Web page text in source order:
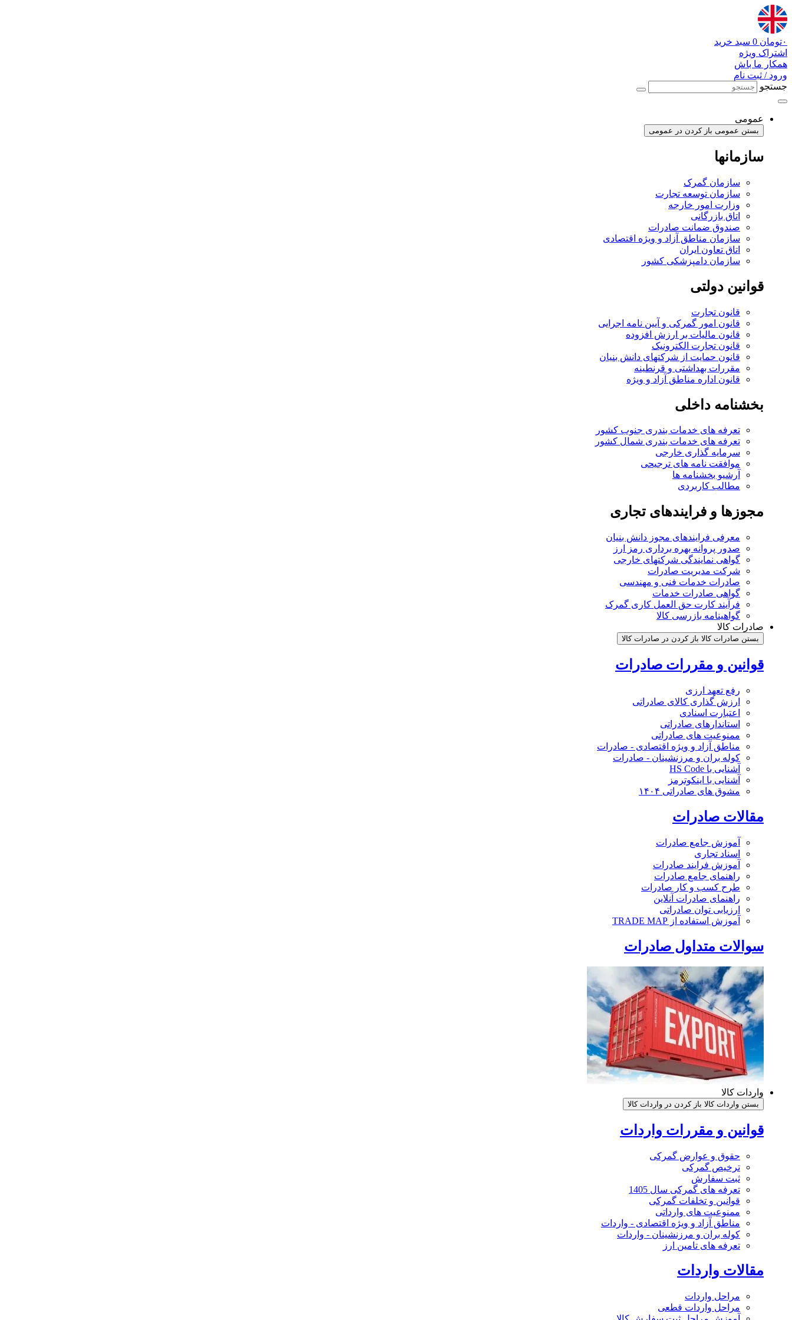
پرش
به
محتوا
۰تومان 0 سبد خرید
اشتراک ویژه
همکار ما باش
ورود / ثبت نام
جستجو
عمومی
بستن عمومی باز کردن در عمومی
سازمانها
سازمان گمرک
سازمان توسعه تجارت
وزارت امور خارجه
اتاق بازرگانی
صندوق ضمانت صادرات
سازمان مناطق آزاد و ویژه اقتصادی
اتاق تعاون ایران
سازمان دامپزشکی کشور
قوانین دولتی
قانون تجارت
قانون امور گمرکی و آیین نامه اجرایی
قانون مالیات بر ارزش افزوده
قانون تجارت الکترونیک
قانون حمایت از شرکتهای دانش بنیان
مقررات بهداشتی و قرنطینه
قانون اداره مناطق آزاد و ویژه
بخشنامه داخلی
تعرفه های خدمات بندری جنوب کشور
تعرفه های خدمات بندری شمال کشور
سرمایه گذاری خارجی
موافقت نامه های ترجیحی
آرشیو بخشنامه ها
مطالب کاربردی
مجوزها و فرایندهای تجاری
معرفی فرایندهای مجوز دانش بنیان
صدور پروانه بهره برداری رمز ارز
گواهی نمایندگی شرکتهای خارجی
شرکت مدیریت صادرات
صادرات خدمات فنی و مهندسی
گواهی صادرات خدمات
فرآیند کارت حق العمل کاری گمرک
گواهینامه بازرسی کالا
صادرات کالا
بستن صادرات کالا باز کردن در صادرات کالا
قوانین و مقررات صادرات
رفع تعهد ارزی
ارزش گذاری کالای صادراتی
اعتبارت اسنادی
استاندارهای صادراتی
ممنوعیت های صادراتی
مناطق آزاد و ویژه اقتصادی - صادرات
کوله بران و مرزنشینان - صادرات
آشنایی با HS Code
آشنایی با اینکوترمز
مشوق های صادراتی ۱۴۰۴
مقالات صادرات
آموزش جامع صادرات
اسناد تجاری
آموزش فرایند صادرات
راهنمای جامع صادرات
طرح کسب و کار صادرات
راهنمای صادرات آنلاین
ارزیابی توان صادراتی
آموزش استفاده از TRADE MAP
سوالات متداول صادرات
واردات کالا
بستن واردات کالا باز کردن در واردات کالا
قوانین و مقررات واردات
حقوق و عوارض گمرکی
ترخیص گمرکی
ثبت سفارش
تعرفه های گمرکی سال 1405
قوانین و تخلفات گمرکی
ممنوعیت های وارداتی
مناطق آزاد و ویژه اقتصادی - واردات
کوله بران و مرزنشینان - واردات
تعرفه های تامین ارز
مقالات واردات
مراحل واردات
مراحل واردات قطعی